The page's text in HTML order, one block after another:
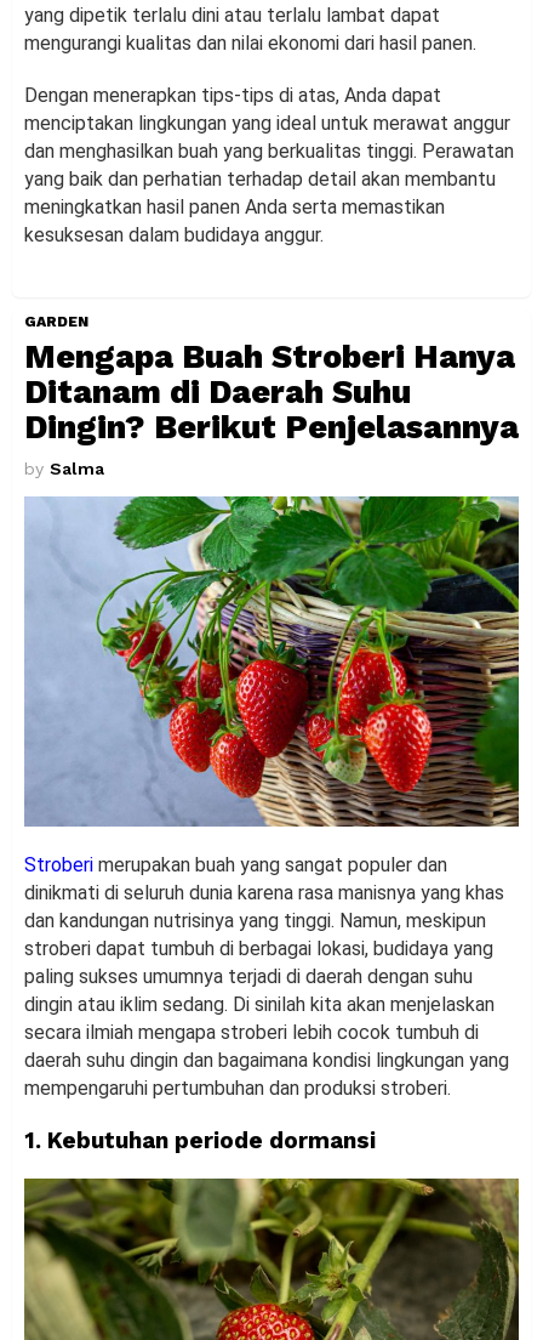
yang dipetik terlalu dini atau terlalu lambat dapat
mengurangi kualitas dan nilai ekonomi dari hasil panen.
Dengan menerapkan tips-tips di atas, Anda dapat
menciptakan lingkungan yang ideal untuk merawat anggur
dan menghasilkan buah yang berkualitas tinggi. Perawatan
yang baik dan perhatian terhadap detail akan membantu
meningkatkan hasil panen Anda serta memastikan
kesuksesan dalam budidaya anggur.
GARDEN
Mengapa Buah Stroberi Hanya
Ditanam di Daerah Suhu
Dingin? Berikut Penjelasannya
by Salma
Stroberi merupakan buah yang sangat populer dan
dinikmati di seluruh dunia karena rasa manisnya yang khas
dan kandungan nutrisinya yang tinggi. Namun, meskipun
stroberi dapat tumbuh di berbagai lokasi, budidaya yang
paling sukses umumnya terjadi di daerah dengan suhu
dingin atau iklim sedang. Di sinilah kita akan menjelaskan
secara ilmiah mengapa stroberi lebih cocok tumbuh di
daerah suhu dingin dan bagaimana kondisi lingkungan yang
mempengaruhi pertumbuhan dan produksi stroberi.
1. Kebutuhan periode dormansi